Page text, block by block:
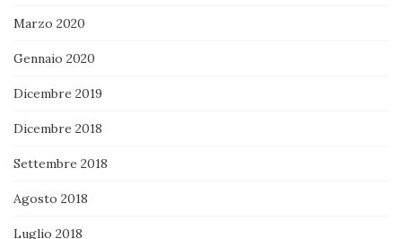
Marzo 2020
Gennaio 2020
Dicembre 2019
Dicembre 2018
Settembre 2018
Agosto 2018
Luglio 2018